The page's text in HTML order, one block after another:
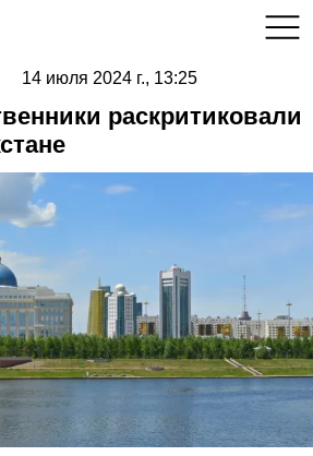
14 июля 2024 г., 13:25
раскритиковали